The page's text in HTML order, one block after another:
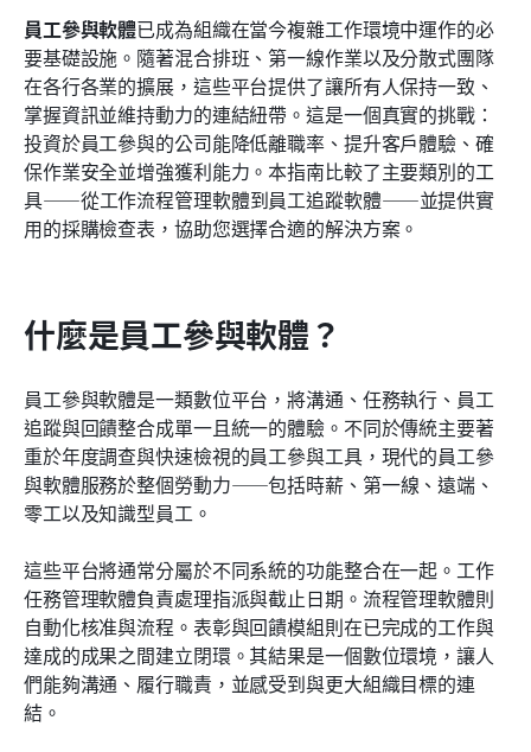
員工參與軟體已成為組織在當今複雜工作環境中運作的必
要基礎設施。隨著混合排班、第一線作業以及分散式團隊
在各行各業的擴展，這些平台提供了讓所有人保持一致、
掌握資訊並維持動力的連結紐帶。這是一個真實的挑戰：
投資於員工參與的公司能降低離職率、提升客戶體驗、確
保作業安全並增強獲利能力。本指南比較了主要類別的工
具——從工作流程管理軟體到員工追蹤軟體——並提供實
用的採購檢查表，協助您選擇合適的解決方案。
什麼是員工參與軟體？
員工參與軟體是一類數位平台，將溝通、任務執行、員工
追蹤與回饋整合成單一且統一的體驗。不同於傳統主要著
重於年度調查與快速檢視的員工參與工具，現代的員工參
與軟體服務於整個勞動力——包括時薪、第一線、遠端、
零工以及知識型員工。
這些平台將通常分屬於不同系統的功能整合在一起。工作
任務管理軟體負責處理指派與截止日期。流程管理軟體則
自動化核准與流程。表彰與回饋模組則在已完成的工作與
達成的成果之間建立閉環。其結果是一個數位環境，讓人
們能夠溝通、履行職責，並感受到與更大組織目標的連
結。
勞動力互動軟體的實施最佳實務
未來的員工參與軟體趨勢
結論
常見問題
相關閱讀